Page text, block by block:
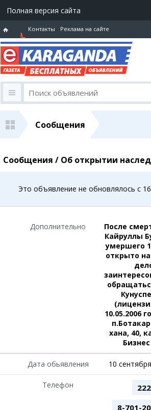
Полная версия сайта
Горячая
линия
Контакты Реклама на сайте
Сообщения
Сообщения / Об открытии
Это объявление не обновлялось с
Дополнительно
После
Кайруллы
умершего
открыто
10.05.2006
хана, 40,
Дата обьявления 10
Телефон
8-701-